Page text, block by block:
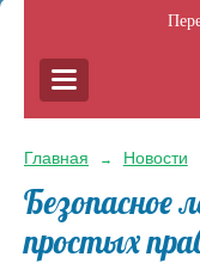
Главная → Новости
Безопасное
простых